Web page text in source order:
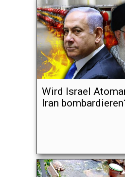
Wird Israel
Iran